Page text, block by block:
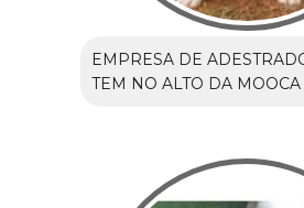
EMPRESA DE
TEM NO ALTO DA MOOCA